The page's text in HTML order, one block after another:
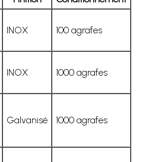
INOX 100 agrafes
INOX 1000 agrafes
Galvanisé 1000 agrafes